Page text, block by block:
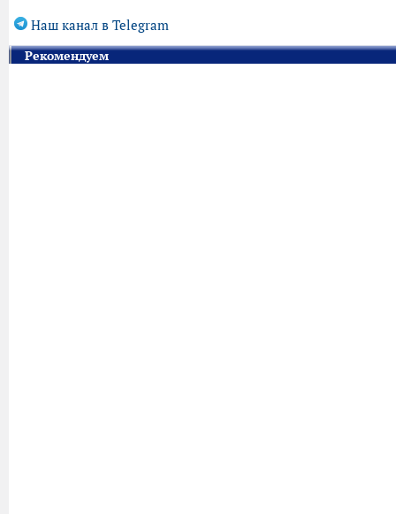
Наш канал в Telegram
Рекомендуем